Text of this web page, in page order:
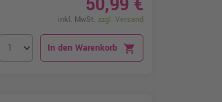
inkl. MwSt. zzgl. Versand
In den Warenkorb shopping_cart